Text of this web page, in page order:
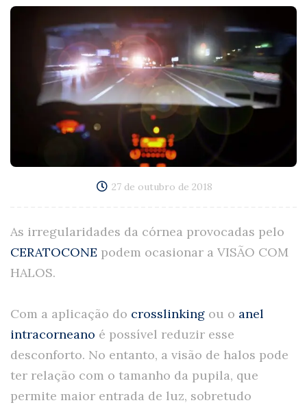
27 de outubro de 2018
As irregularidades da córnea provocadas pelo
CERATOCONE podem ocasionar a VISÃO COM
HALOS.
Com a aplicação do crosslinking ou o anel
intracorneano é possível reduzir esse
desconforto. No entanto, a visão de halos pode
ter relação com o tamanho da pupila, que
permite maior entrada de luz, sobretudo